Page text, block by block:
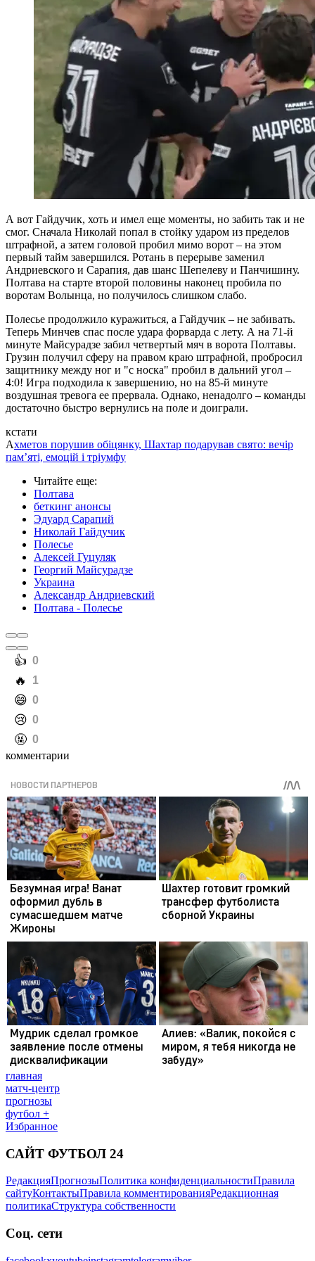
А вот Гайдучик, хоть и имел еще моменты, но забить так и не
смог. Сначала Николай попал в стойку ударом из пределов
штрафной, а затем головой пробил мимо ворот – на этом
первый тайм завершился. Ротань в перерыве заменил
Андриевского и Сарапия, дав шанс Шепелеву и Панчишину.
Полтава на старте второй половины наконец пробила по
воротам Волынца, но получилось слишком слабо.
Полесье продолжило куражиться, а Гайдучик – не забивать.
Теперь Минчев спас после удара форварда с лету. А на 71-й
минуте Майсурадзе забил четвертый мяч в ворота Полтавы.
Грузин получил сферу на правом краю штрафной, пробросил
защитнику между ног и "с носка" пробил в дальний угол –
4:0! Игра подходила к завершению, но на 85-й минуте
воздушная тревога ее прервала. Однако, ненадолго – команды
достаточно быстро вернулись на поле и доиграли.
кстати
Ахметов порушив обіцянку, Шахтар подарував свято: вечір
пам’яті, емоцій і тріумфу
Читайте еще:
Полтава
беткинг анонсы
Эдуард Сарапий
Николай Гайдучик
Полесье
Алексей Гуцуляк
Георгий Майсурадзе
Украина
Александр Андриевский
Полтава - Полесье
️👍 0
️🔥 1
️😄 0
️😢 0
️🤬 0
комментарии
главная
матч-центр
прогнозы
футбол +
Избранное
САЙТ ФУТБОЛ 24
РедакцияПрогнозыПолитика конфиденциальностиПравила
сайтуКонтактыПравила комментированияРедакционная
политикаСтруктура собственности
Соц. сети